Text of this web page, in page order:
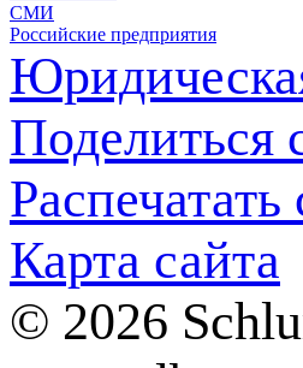
СМИ
Российские предприятия
Поделиться
Карта сайта
© 2026